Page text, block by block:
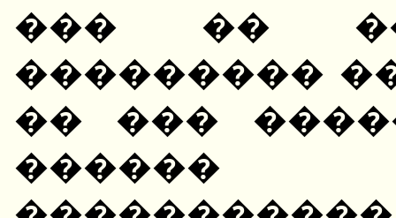
��� ��
���������
�� ���
������